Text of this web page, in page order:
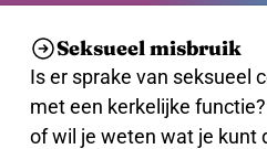
Seksueel misbruik
Is er sprake van seksueel
met een kerkelijke
of wil je weten wat je kunt